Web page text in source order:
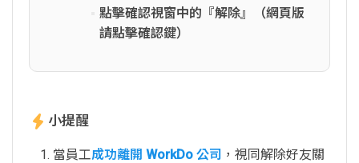
點擊確認視窗中的『解除』（網頁版
請點擊確認鍵）
小提醒
當員工成功離開 WorkDo 公司 ，視同解除好友關